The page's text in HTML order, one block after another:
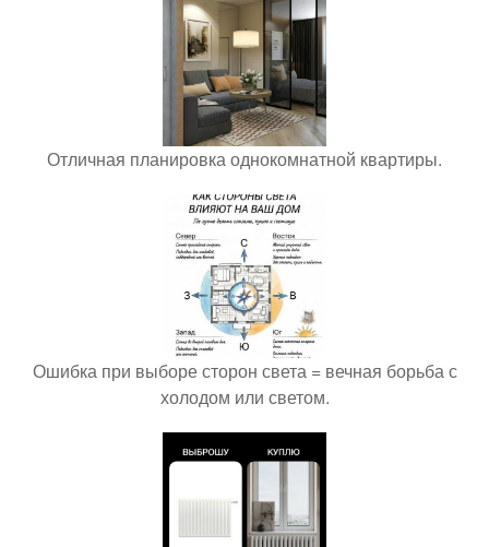
Отличная планировка однокомнатной квартиры.
Ошибка при выборе сторон света = вечная борьба с
холодом или светом.